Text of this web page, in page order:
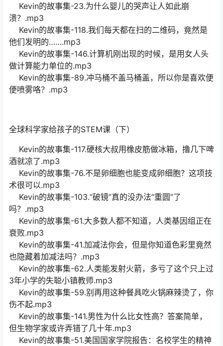
Kevin的故事集-23.为什么婴儿的哭声让人如此崩
溃？.mp3
Kevin的故事集-118.我们每天都在扫的二维码，竟然是
他们发明的…….mp3
Kevin的故事集-146.计算机刚出现的时候，是用女人头
做计算能力单位的.mp3
Kevin的故事集-89.冲马桶不盖马桶盖，所以你是喜欢便
便喷雾咯？.mp3
全球科学家给孩子的STEM课（下）
Kevin的故事集-117.硬核大叔用橡皮筋做冰箱，撸几下啤
酒就凉了.mp3
Kevin的故事集-76.不是卵细胞也能变成卵细胞？这项技
术很可以.mp3
Kevin的故事集-103.“破镜”真的没办法“重圆”了
吗？.mp3
Kevin的故事集-61.大多数人都不知道，人类基因组正在
衰败.mp3
Kevin的故事集-41.加减法你会，但是你知道色彩里竟然
也隐藏着加减法吗？.mp3
Kevin的故事集-62.人类能发射火箭，多亏了这个只上过
3年小学的失聪小镇教师.mp3
Kevin的故事集-59.别再用这种餐具吃火锅麻辣烫了，你
伤不起.mp3
Kevin的故事集-141.男性为什么比女性高？答案简单，
但生物学家或许弄错了几十年.mp3
Kevin的故事集-51.美国国家学院报告：名校学生的精神